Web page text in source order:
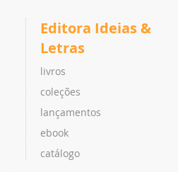
Editora Ideias &
Letras
livros
coleções
lançamentos
ebook
catálogo